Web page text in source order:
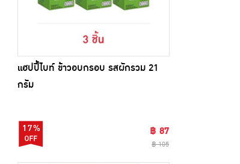
แฮปปี้ไบท์ ข้าวอบกรอบ รสผักรวม 21
กรัม
17% ฿ 87
฿ 105